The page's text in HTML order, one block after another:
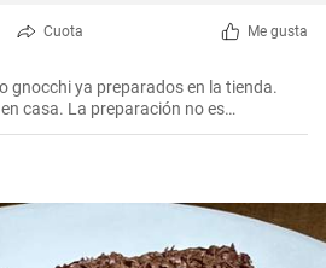
Cuota Me gusta
gnocchi ya preparados en la tienda.
casa. La preparación no es
saludables.